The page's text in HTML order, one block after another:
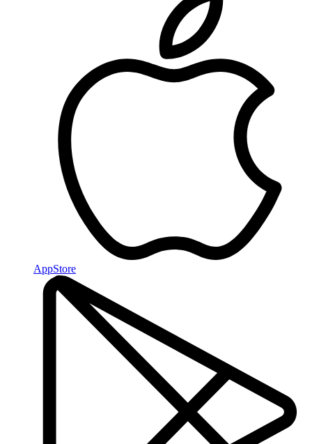
AppStore